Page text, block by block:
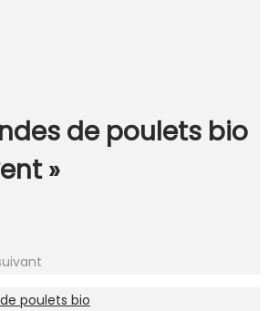
de poulets bio
»